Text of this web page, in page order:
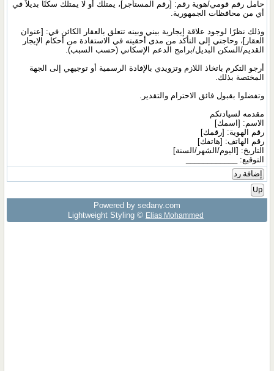
حامل رقم قومي/هوية رقم: [رقم المستأجر]، يمتلك أو لا يمتلك سكنًا بديلاً في
أي من محافظات الجمهورية.
وذلك نظرًا لوجود علاقة إيجارية بيني وبينه تتعلق بالعقار الكائن في: [عنوان
العقار]، وحاجتي إلى التأكد من مدى أحقيته في الاستفادة من أحكام الإيجار
القديم/السكن البديل/برامج الدعم الإسكاني (حسب السبب).
أرجو التكرم باتخاذ اللازم وتزويدي بالإفادة الرسمية أو توجيهي إلى الجهة
المختصة بذلك.
وتفضلوا بقبول فائق الاحترام والتقدير.
مقدمه لسيادتكم
الاسم: [اسمك]
رقم الهوية: [رقمك]
رقم الهاتف: [هاتفك]
التاريخ: [اليوم/الشهر/السنة]
التوقيع: ____________
إضافة رد
Up
Powered by sedany.com
Lightweight Styling © Elias Mohammed